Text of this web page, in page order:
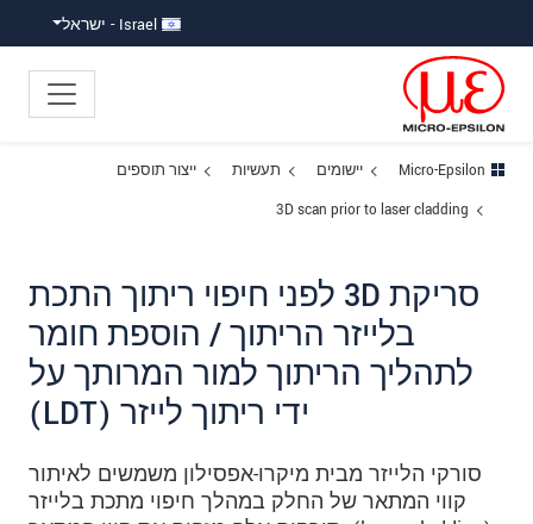
Israel - ישראל
Micro-Epsilon יישומים תעשיות
ייצור תוספים
3D scan prior to laser cladding
סריקת 3D לפני חיפוי ריתוך התכת
בלייזר הריתוך / הוספת חומר
לתהליך הריתוך למור המרותך על
ידי ריתוך לייזר (LDT)
סורקי הלייזר מבית מיקרו-אפסילון משמשים לאיתור
קווי המתאר של החלק במהלך חיפוי מתכת בלייזר